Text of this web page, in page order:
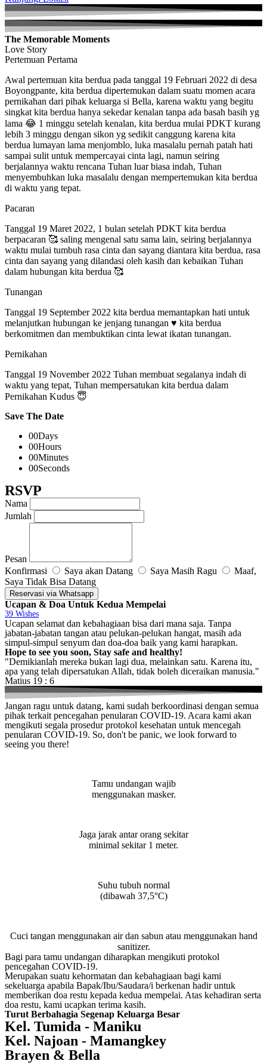
The Memorable Moments
Love Story
Pertemuan Pertama
Awal pertemuan kita berdua pada tanggal 19 Februari 2022 di desa
Boyongpante, kita berdua dipertemukan dalam suatu momen acara
pernikahan dari pihak keluarga si Bella, karena waktu yang begitu
singkat kita berdua hanya sekedar kenalan tanpa ada basah basih yg
lama 😂 1 minggu setelah kenalan, kita berdua mulai PDKT kurang
lebih 3 minggu dengan sikon yg sedikit canggung karena kita
berdua lumayan lama menjomblo, luka masalalu pernah patah hati
sampai sulit untuk mempercayai cinta lagi, namun seiring
berjalannya waktu rencana Tuhan luar biasa indah, Tuhan
menyembuhkan luka masalalu dengan mempertemukan kita berdua
di waktu yang tepat.
Pacaran
Tanggal 19 Maret 2022, 1 bulan setelah PDKT kita berdua
berpacaran 🥰 saling mengenal satu sama lain, seiring berjalannya
waktu mulai tumbuh rasa cinta dan sayang diantara kita berdua, rasa
cinta dan sayang yang dilandasi oleh kasih dan kebaikan Tuhan
dalam hubungan kita berdua 🥰
Tunangan
Tanggal 19 September 2022 kita berdua memantapkan hati untuk
melanjutkan hubungan ke jenjang tunangan ♥ kita berdua
berkomitmen dan membuktikan cinta lewat ikatan tunangan.
Pernikahan
Tanggal 19 November 2022 Tuhan membuat segalanya indah di
waktu yang tepat, Tuhan mempersatukan kita berdua dalam
Pernikahan Kudus 😇
Save The Date
00Days
00Hours
00Minutes
00Seconds
RSVP
Nama
Jumlah
Pesan
Konfirmasi
Saya akan Datang Saya Masih Ragu
Maaf,
Saya Tidak Bisa Datang
Reservasi via Whatsapp
Ucapan & Doa Untuk Kedua Mempelai
39 Wishes
Ucapan selamat dan kebahagiaan bisa dari mana saja. Tanpa
jabatan-jabatan tangan atau pelukan-pelukan hangat, masih ada
simpul-simpul senyum dan doa-doa baik yang kami harapkan.
Hope to see you soon, Stay safe and healthy!
"Demikianlah mereka bukan lagi dua, melainkan satu. Karena itu,
apa yang telah dipersatukan Allah, tidak boleh diceraikan manusia."
Matius 19 : 6
Jangan ragu untuk datang, kami sudah berkoordinasi dengan semua
pihak terkait pencegahan penularan COVID-19. Acara kami akan
mengikuti segala prosedur protokol kesehatan untuk mencegah
penularan COVID-19. So, don't be panic, we look forward to
seeing you there!
Tamu undangan wajib
menggunakan masker.
Jaga jarak antar orang sekitar
minimal sekitar 1 meter.
Suhu tubuh normal
(dibawah 37,5°C)
Cuci tangan menggunakan air dan sabun atau menggunakan hand
sanitizer.
Bagi para tamu undangan diharapkan mengikuti protokol
pencegahan COVID-19.
Merupakan suatu kehormatan dan kebahagiaan bagi kami
sekeluarga apabila Bapak/Ibu/Saudara/i berkenan hadir untuk
memberikan doa restu kepada kedua mempelai. Atas kehadiran serta
doa restu, kami ucapkan terima kasih.
Turut Berbahagia Segenap Keluarga Besar
Kel. Tumida - Maniku
Kel. Najoan - Mamangkey
Brayen & Bella